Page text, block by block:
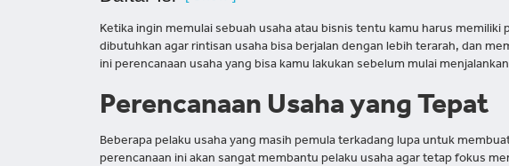
Ketika ingin memulai sebuah usaha atau bisnis tentu kamu harus memiliki
dibutuhkan agar rintisan usaha bisa berjalan dengan lebih terarah, dan
ini perencanaan usaha yang bisa kamu lakukan sebelum mulai
Perencanaan Usaha yang Tepat
Beberapa pelaku usaha yang masih pemula terkadang lupa untuk
perencanaan ini akan sangat membantu pelaku usaha agar tetap fokus